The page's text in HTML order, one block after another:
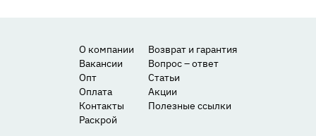
О компании
Вакансии
Опт
Оплата
Контакты
Раскрой
Возврат и гарантия
Вопрос – ответ
Статьи
Акции
Полезные ссылки